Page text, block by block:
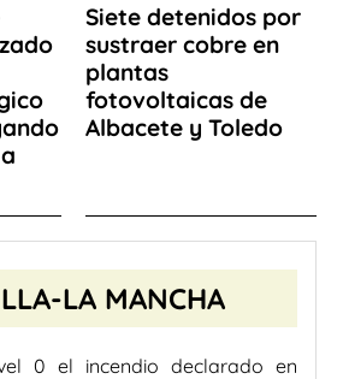
Siete detenidos por
sustraer cobre en
plantas
fotovoltaicas de
Albacete y Toledo
LA MANCHA
0 el incendio declarado en